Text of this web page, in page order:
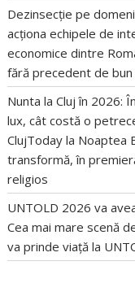
Dezinsecție pe
acționa echipele de
economice dintre
fără precedent de bun
Nunta la Cluj în 2026:
lux, cât costă o
ClujToday la Noaptea
transformă, în
religios
UNTOLD 2026 va
Cea mai mare scenă
va prinde viață la